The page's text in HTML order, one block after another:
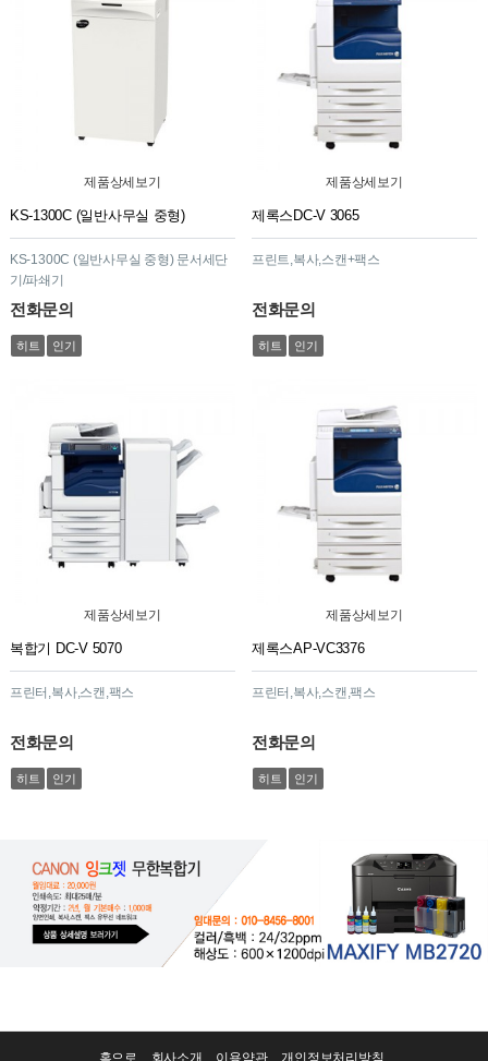
제품상세보기
KS-1300C (일반사무실 중형)
KS-1300C (일반사무실 중형) 문서세단
기/파쇄기
전화문의
히트 인기
제품상세보기
제록스DC-V 3065
프린트,복사,스캔+팩스
전화문의
히트 인기
제품상세보기
복합기 DC-V 5070
프린터,복사,스캔,팩스
전화문의
히트 인기
제품상세보기
제록스AP-VC3376
프린터,복사,스캔,팩스
전화문의
히트 인기